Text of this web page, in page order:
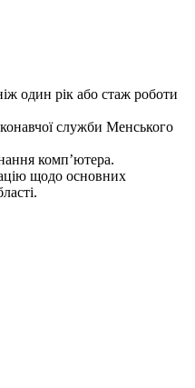
один рік або стаж роботи
служби Менського
комп’ютера.
щодо основних